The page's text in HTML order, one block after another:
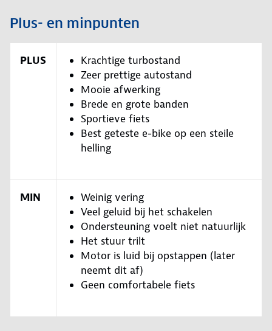
Plus- en minpunten
PLUS
Krachtige turbostand
Zeer prettige autostand
Mooie afwerking
Brede en grote banden
Sportieve fiets
Best geteste e-bike op een steile
helling
MIN
Weinig vering
Veel geluid bij het schakelen
Ondersteuning voelt niet natuurlijk
Het stuur trilt
Motor is luid bij opstappen (later
neemt dit af)
Geen comfortabele fiets